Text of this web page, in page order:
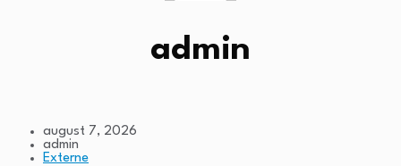
admin
august 7, 2026
admin
Externe